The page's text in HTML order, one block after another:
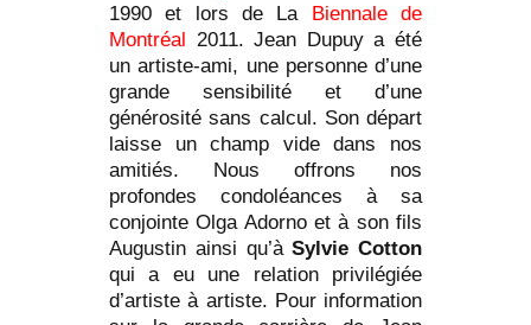
1990 et lors de La Biennale de
Montréal 2011. Jean Dupuy a été
un artiste-ami, une personne d’une
grande sensibilité et d’une
générosité sans calcul. Son départ
laisse un champ vide dans nos
amitiés. Nous offrons nos
profondes condoléances à sa
conjointe Olga Adorno et à son fils
Augustin ainsi qu’àSylvie Cotton
qui a eu une relation privilégiée
d’artiste à artiste. Pour information